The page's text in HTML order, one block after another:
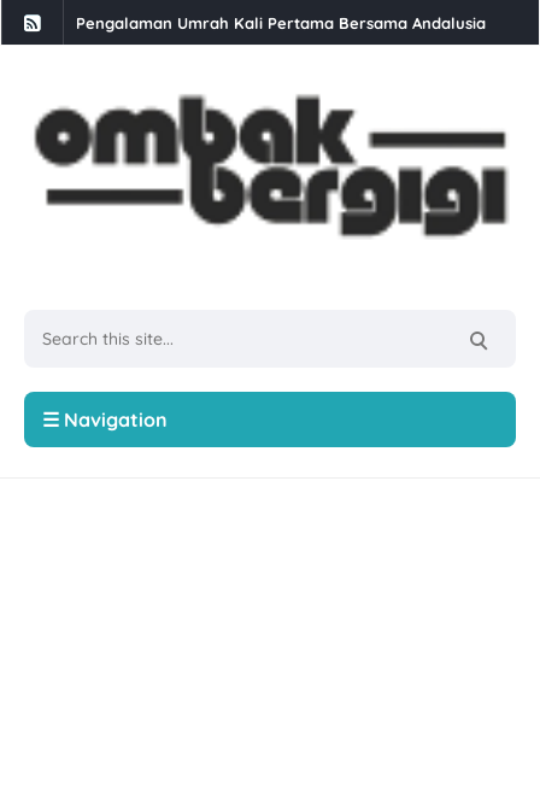
Daun Kesum: Khasiat, Nama Saintifik, dan Kandungan
Berbuka Puasa Set Iftar Ramadan di Restoran Bara
Kali Kedua Dapat Job Konten 4 Angka
Makan Ais Kepal Ban Pecah Tanjung Piandang
Ayam Brand Terus Komitmen Malaysia Lebih Sihat Kempen
Sawi: 5 Jenis Dan Cara Untuk Menanamnya
Skim Keselamatan Sosial Suri Rumah (SKSSR) Lindungi
☰ Navigation